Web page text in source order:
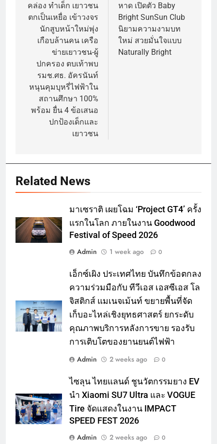
คล่อง ทำเด็ก เยาวชน
ตกเป็นเหยื่อ เข้าวงจร
นักสูบหน้าใหม่พุ่ง
เกือบล้านคน เครือ
ข่ายเยาวชน-ผู้
ปกครอง ตบเท้าพบ
รมช.ศธ. อัครนันท์
หนุนคุมบุหรี่ไฟฟ้าใน
สถานศึกษา 100%
พร้อม ยื่น 4 ข้อเสนอ
ปกป้องเด็กและ
เยาวชน
หาด เปิดตัว Baby
Bright SunSun Club
นิยามความงามบท
ใหม่ สวยมั่นใจแบบ
Naturally Bright
Related News
มาเซราติ เผยโฉม ‘Project GT4’ ครั้ง
แรกในโลก ภายในงาน Goodwood
Festival of Speed 2026
Admin
1 week ago 0
เอ็กซ์เผิง ประเทศไทย บันทึกข้อตกลง
ความร่วมมือกับ ทีวีเอส เอสซีเอส โล
จิสติกส์ แมเนจเม้นท์ ขยายพื้นที่จัด
เก็บอะไหล่เชิงยุทธศาสตร์ ยกระดับ
คุณภาพบริการหลังการขาย รองรับ
การเติบโตของยานยนต์ไฟฟ้า
Admin
2 weeks ago 0
ไซลุน ไทยแลนด์ ชูนวัตกรรมยาง EV
นำ Xiaomi SU7 Ultra และ VOGUE
Tire จัดแสดงในงาน IMPACT
SPEED FEST 2026
Admin
2 weeks ago 0